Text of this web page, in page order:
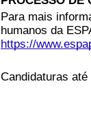
Para mais
humanos da
https://
Candidaturas